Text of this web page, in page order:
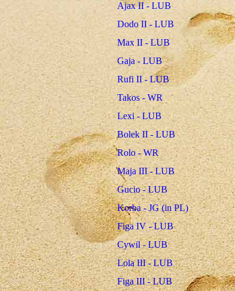
Ajax II - LUB
Dodo II - LUB
Max II - LUB
Gaja - LUB
Rufi II - LUB
Takos - WR
Lexi - LUB
Bolek II - LUB
Rolo - WR
Maja III - LUB
Gucio - LUB
Korba - JG (in PL)
Figa IV - LUB
Cywil - LUB
Lola III - LUB
Figa III - LUB